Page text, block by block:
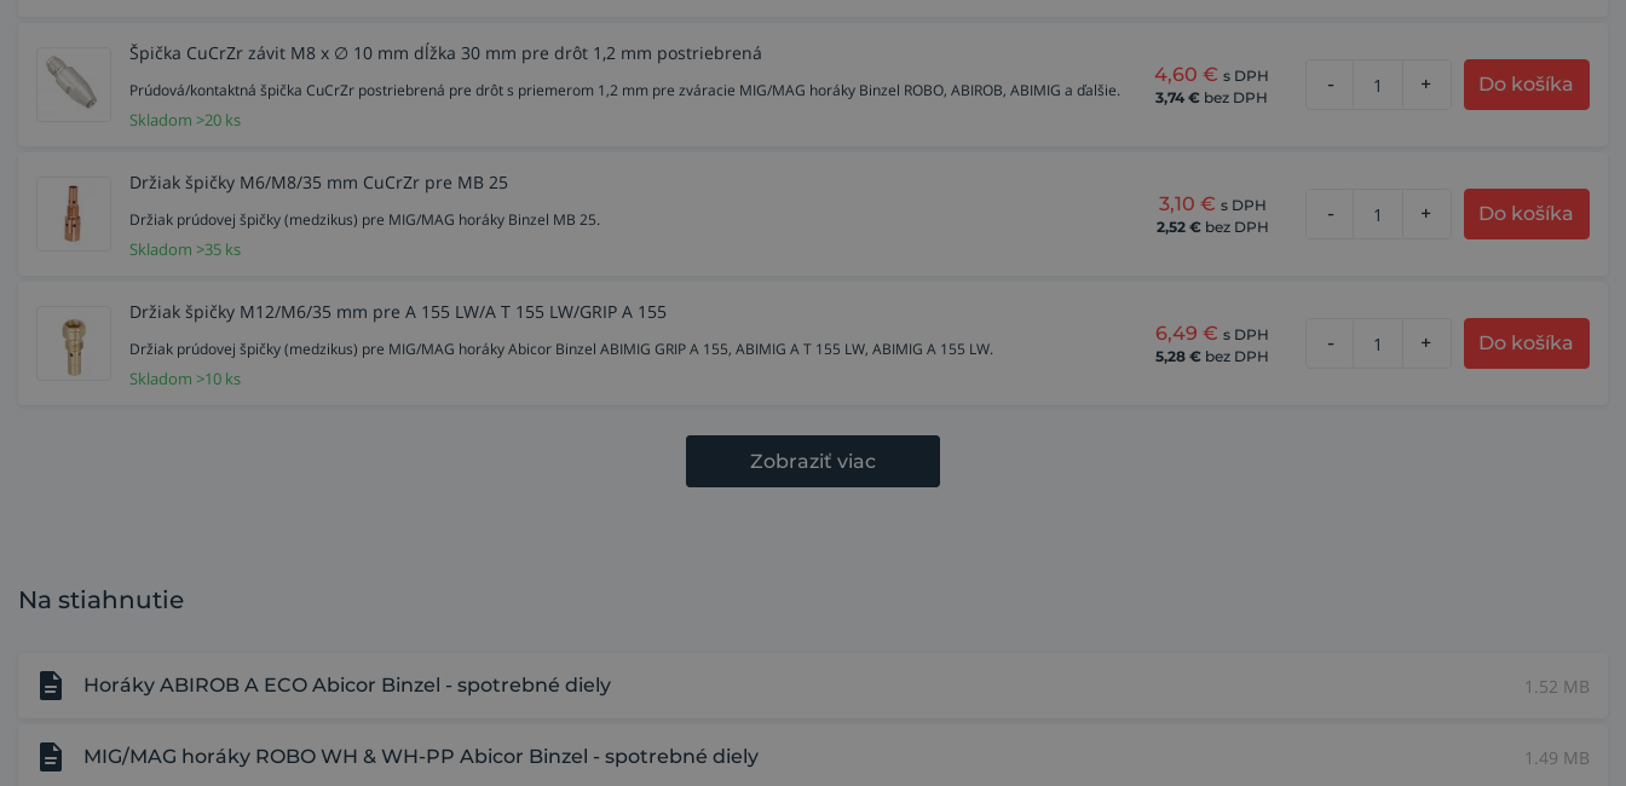
Špička CuCrZr závit M8 x ∅ 10 mm dĺžka 30 mm pre drôt 1,2 mm postriebrená
Prúdová/kontaktná špička CuCrZr postriebrená pre drôt s priemerom 1,2 mm pre zváracie MIG/MAG horáky Binzel ROBO, ABIROB, ABIMIG a ďalšie.
Skladom >20 ks
4,60 € s DPH
3,74 € bez DPH
- + Do košíka
Držiak špičky M6/M8/35 mm CuCrZr pre MB 25
Držiak prúdovej špičky (medzikus) pre MIG/MAG horáky Binzel MB 25.
Skladom >35 ks
3,10 € s DPH
2,52 € bez DPH
- + Do košíka
Držiak špičky M12/M6/35 mm pre A 155 LW/A T 155 LW/GRIP A 155
Držiak prúdovej špičky (medzikus) pre MIG/MAG horáky Abicor Binzel ABIMIG GRIP A 155, ABIMIG A T 155 LW, ABIMIG A 155 LW.
Skladom >10 ks
6,49 € s DPH
5,28 € bez DPH
- + Do košíka
Zobraziť viac
Na stiahnutie
Horáky ABIROB A ECO Abicor Binzel - spotrebné diely 1.52 MB
MIG/MAG horáky ROBO WH & WH-PP Abicor Binzel - spotrebné diely 1.49 MB